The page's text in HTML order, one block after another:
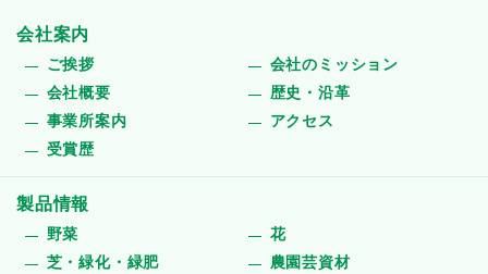
会社案内
ご挨拶
会社のミッション
会社概要
歴史・沿革
事業所案内
アクセス
受賞歴
製品情報
野菜
花
芝・緑化・緑肥
農園芸資材